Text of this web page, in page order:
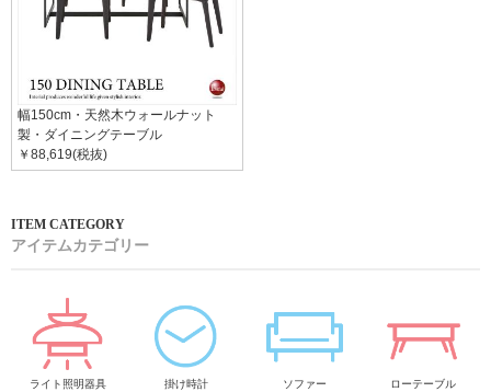
幅150cm・天然木ウォールナット
製・ダイニングテーブル
￥88,619(税抜)
アイテムカテゴリー
ライト照明器具 掛け時計 ソファー ローテーブル